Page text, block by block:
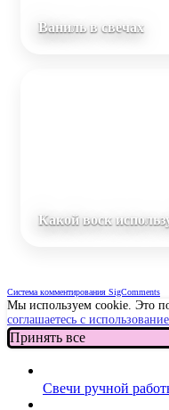
Ваниль в свечах
Какой воск
Система комментирования SigComments
Мы используем cookie. Это
соглашаетесь с
Принять все
Свечи ручной